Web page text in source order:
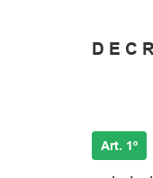
D E C
Art. 1º